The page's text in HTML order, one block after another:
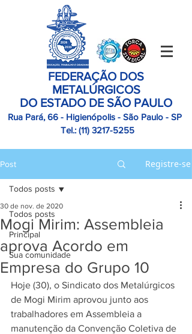
FEDERAÇÃO DOS
METALÚRGICOS
DO ESTADO DE SÃO PAULO
Rua Pará, 66 - Higienópolis - São Paulo - SP
Tel.: (11) 3217-5255
Post Registre-se
Todos posts
Principal
Sua comunidade
Todos posts
Mogi Mirim: Assembleia
aprova Acordo em
Empresa do Grupo 10
30 de nov. de 2020
Hoje (30), o Sindicato dos Metalúrgicos
de Mogi Mirim aprovou junto aos
trabalhadores em Assembleia a
manutenção da Convenção Coletiva de